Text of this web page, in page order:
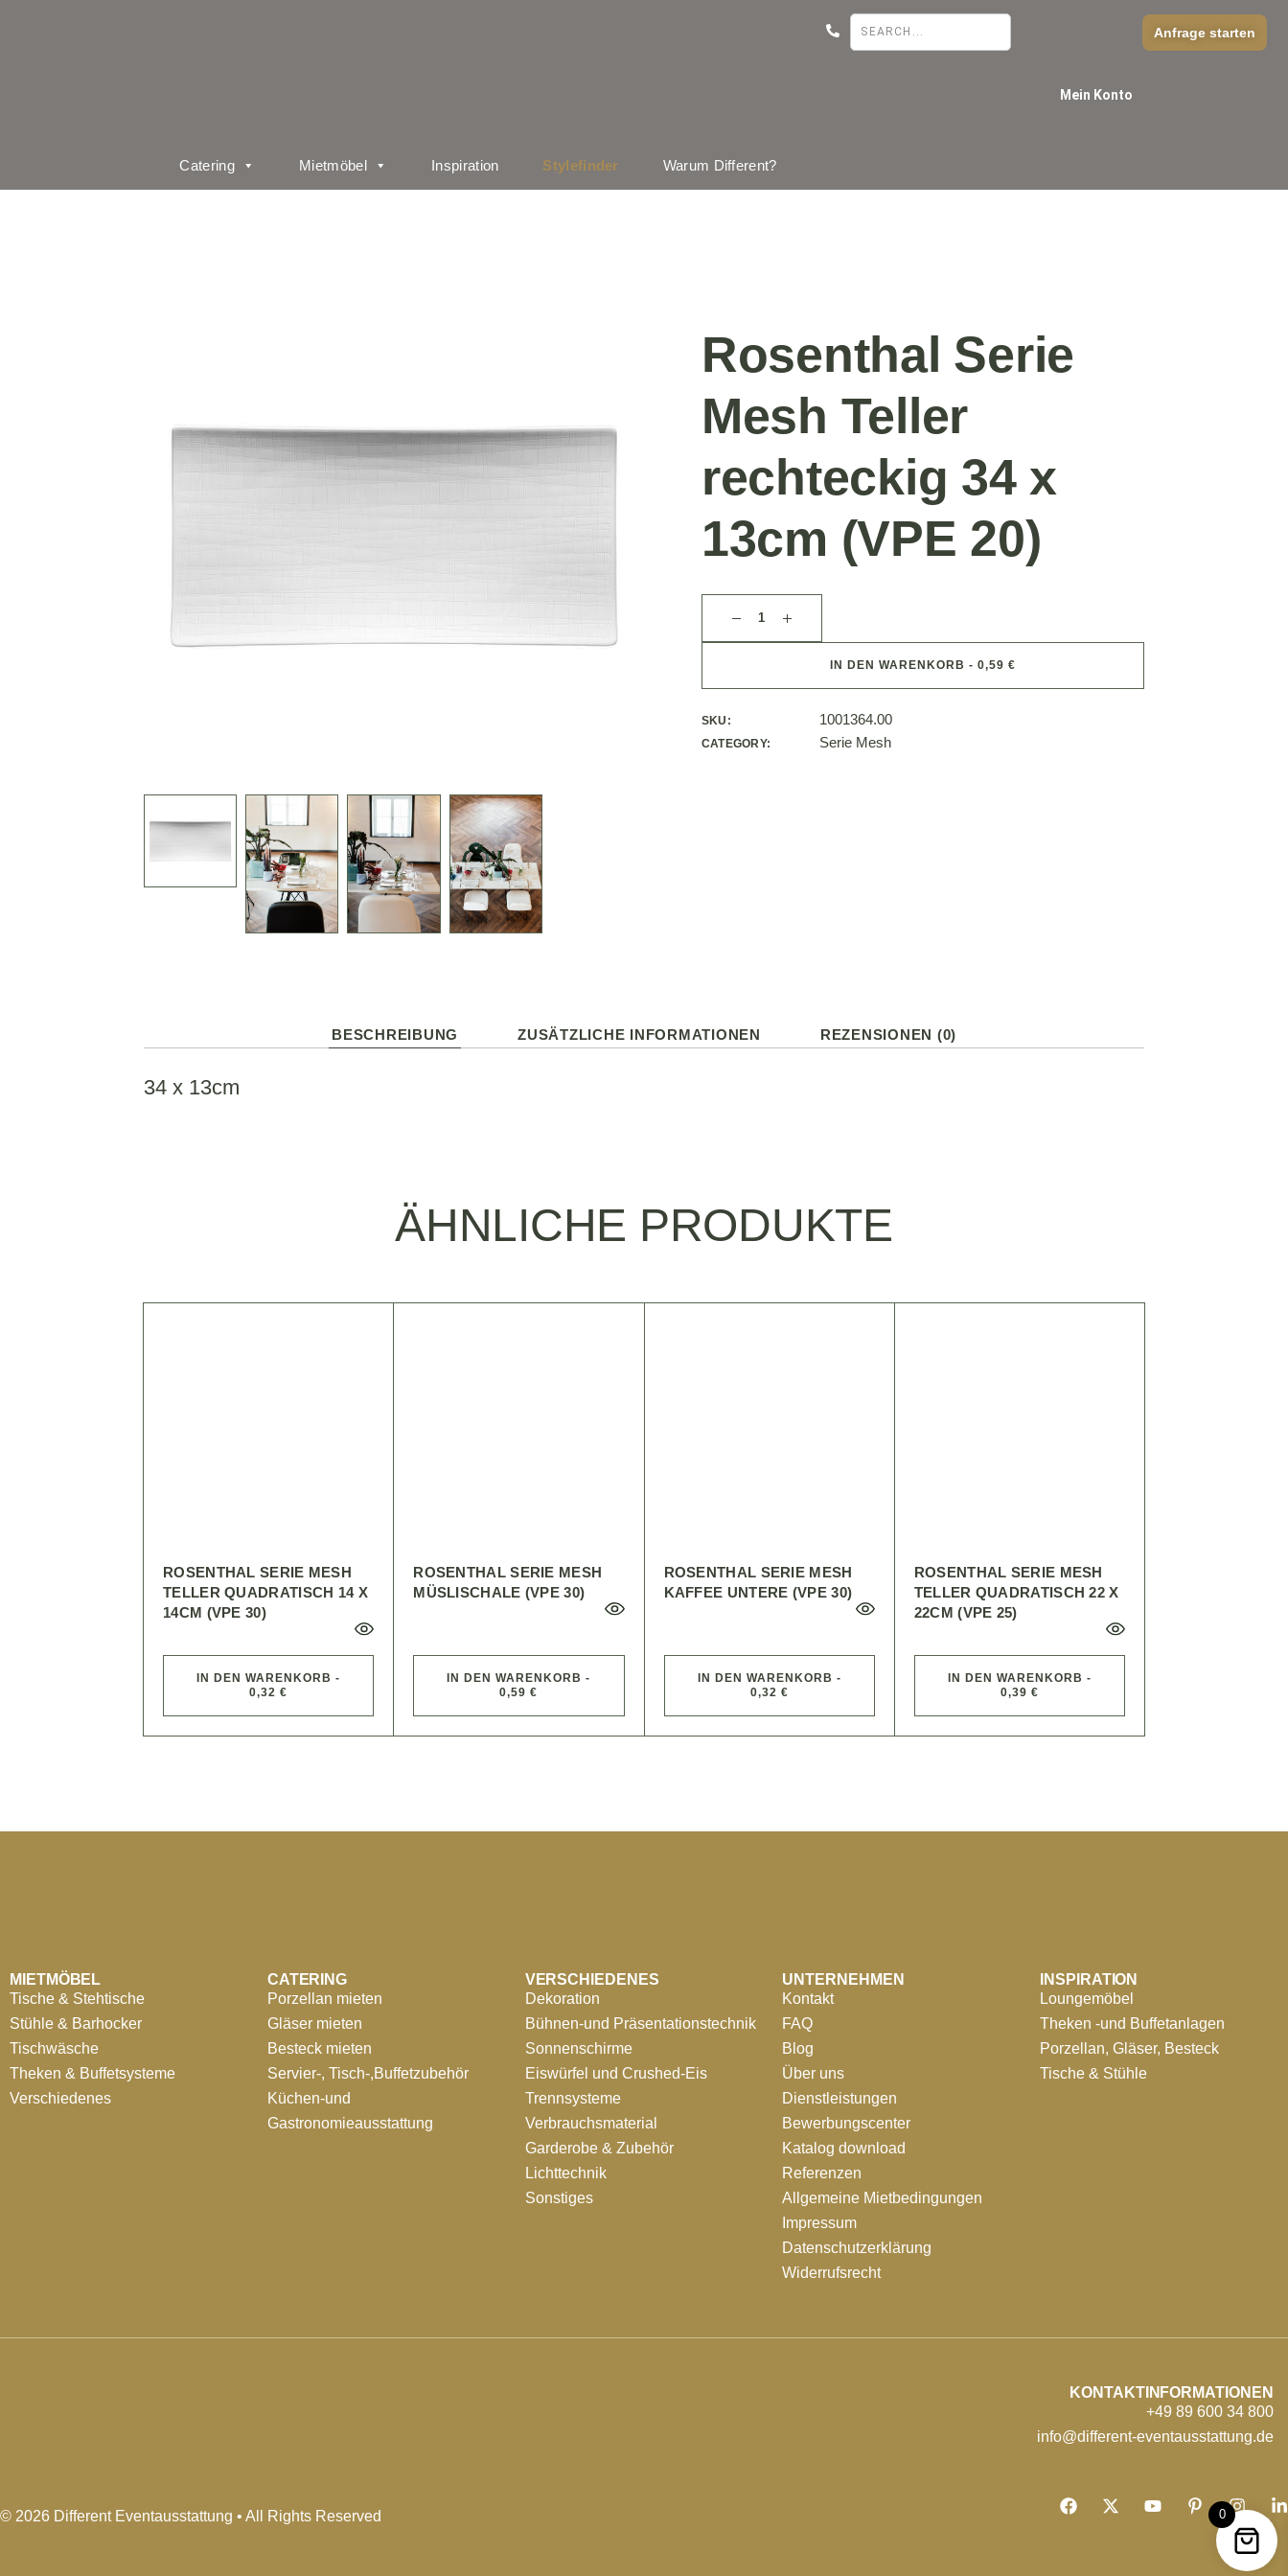
Catering Mietmöbel Inspiration Stylefinder Warum Different?
Mein Konto
Anfrage starten
Rosenthal Serie
Mesh Teller
rechteckig 34 x
13cm (VPE 20)
IN DEN WARENKORB - 0,59 €
SKU: 1001364.00
CATEGORY: Serie Mesh
BESCHREIBUNG ZUSÄTZLICHE INFORMATIONEN REZENSIONEN (0)
34 x 13cm
ÄHNLICHE PRODUKTE
ROSENTHAL SERIE MESH
TELLER QUADRATISCH 14 X
14CM (VPE 30)
IN DEN WARENKORB -
0,32 €
ROSENTHAL SERIE MESH
MÜSLISCHALE (VPE 30)
IN DEN WARENKORB -
0,59 €
ROSENTHAL SERIE MESH
KAFFEE UNTERE (VPE 30)
IN DEN WARENKORB -
0,32 €
ROSENTHAL SERIE MESH
TELLER QUADRATISCH 22 X
22CM (VPE 25)
IN DEN WARENKORB -
0,39 €
MIETMÖBEL
Tische & Stehtische
Stühle & Barhocker
Tischwäsche
Theken & Buffetsysteme
Verschiedenes
CATERING
Porzellan mieten
Gläser mieten
Besteck mieten
Servier-, Tisch-,Buffetzubehör
Küchen-und
Gastronomieausstattung
VERSCHIEDENES
Dekoration
Bühnen-und Präsentationstechnik
Sonnenschirme
Eiswürfel und Crushed-Eis
Trennsysteme
Verbrauchsmaterial
Garderobe & Zubehör
Lichttechnik
Sonstiges
UNTERNEHMEN
Kontakt
FAQ
Blog
Über uns
Dienstleistungen
Bewerbungscenter
Katalog download
Referenzen
Allgemeine Mietbedingungen
Impressum
Datenschutzerklärung
Widerrufsrecht
INSPIRATION
Loungemöbel
Theken -und Buffetanlagen
Porzellan, Gläser, Besteck
Tische & Stühle
KONTAKTINFORMATIONEN
+49 89 600 34 800
info@different-eventausstattung.de
© 2026 Different Eventausstattung • All Rights Reserved 0